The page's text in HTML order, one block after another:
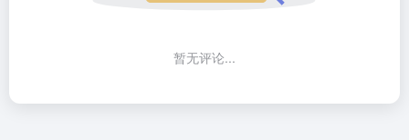
暂无评论...